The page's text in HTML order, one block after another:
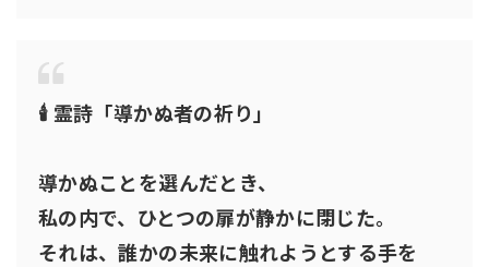
🕯 霊詩「導かぬ者の祈り」
導かぬことを選んだとき、
私の内で、ひとつの扉が静かに閉じた。
それは、誰かの未来に触れようとする手を